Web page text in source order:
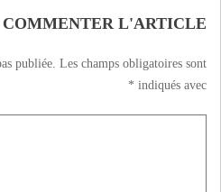
COMMENTER L'ARTICLE
publiée. Les champs obligatoires sont
indiqués avec
*